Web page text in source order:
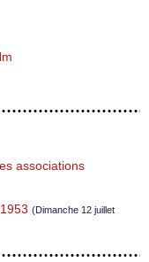
associations
(Dimanche 12 juillet